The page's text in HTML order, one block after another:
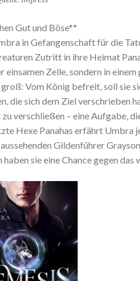
Gut und Böse**
in Gefangenschaft für die
Zutritt in ihre Heimat
einsamen Zelle, sondern in
Vom König befreit, soll sie
die sich dem Ziel verschrieben
verschließen – eine Aufgabe,
Hexe Panahas erfährt Umbra
Gildenführer
sie eine Chance gegen das